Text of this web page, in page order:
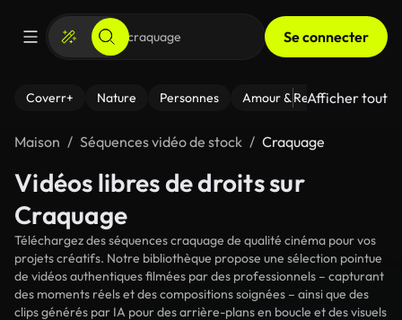
Se connecter
Coverr+ Nature Personnes Amour & Relations Le
Afficher tout
Maison Séquences vidéo de stock Craquage
Vidéos libres de droits sur
Craquage
Téléchargez des séquences craquage de qualité cinéma pour vos
projets créatifs. Notre bibliothèque propose une sélection pointue
de vidéos authentiques filmées par des professionnels – capturant
des moments réels et des compositions soignées – ainsi que des
clips générés par IA pour des arrière-plans en boucle et des visuels